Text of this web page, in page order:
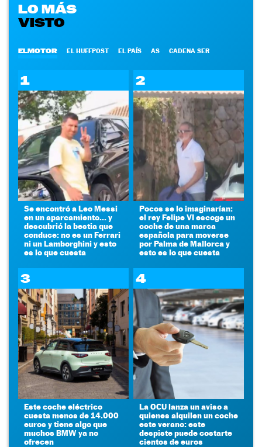
LO MÁS
VISTO
ELMOTOR EL HUFFPOST EL PAÍS AS CADENA SER
1
Se encontró a Leo Messi
en un aparcamiento... y
descubrió la bestia que
conduce: no es un Ferrari
ni un Lamborghini y esto
es lo que cuesta
2
Pocos se lo imaginarían:
el rey Felipe VI escoge un
coche de una marca
española para moverse
por Palma de Mallorca y
esto es lo que cuesta
3
Este coche eléctrico
cuesta menos de 14.000
euros y tiene algo que
muchos BMW ya no
ofrecen
4
La OCU lanza un aviso a
quienes alquilen un coche
este verano: este
despiste puede costarte
cientos de euros